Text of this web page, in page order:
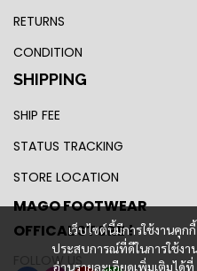
เว็บไซต์นี้มีการใช้งานคุ
ประสบการณ์ที่ดีในการใช้งา
อ่านรายละเอียดเพิ่มเติมได้ที่
RETURNS
CONDITION
SHIPPING
SHIP FEE
STATUS TRACKING
STORE LOCATION
MAGO FOOTWEAR
OFFICAL STORE !
FOLLOW US